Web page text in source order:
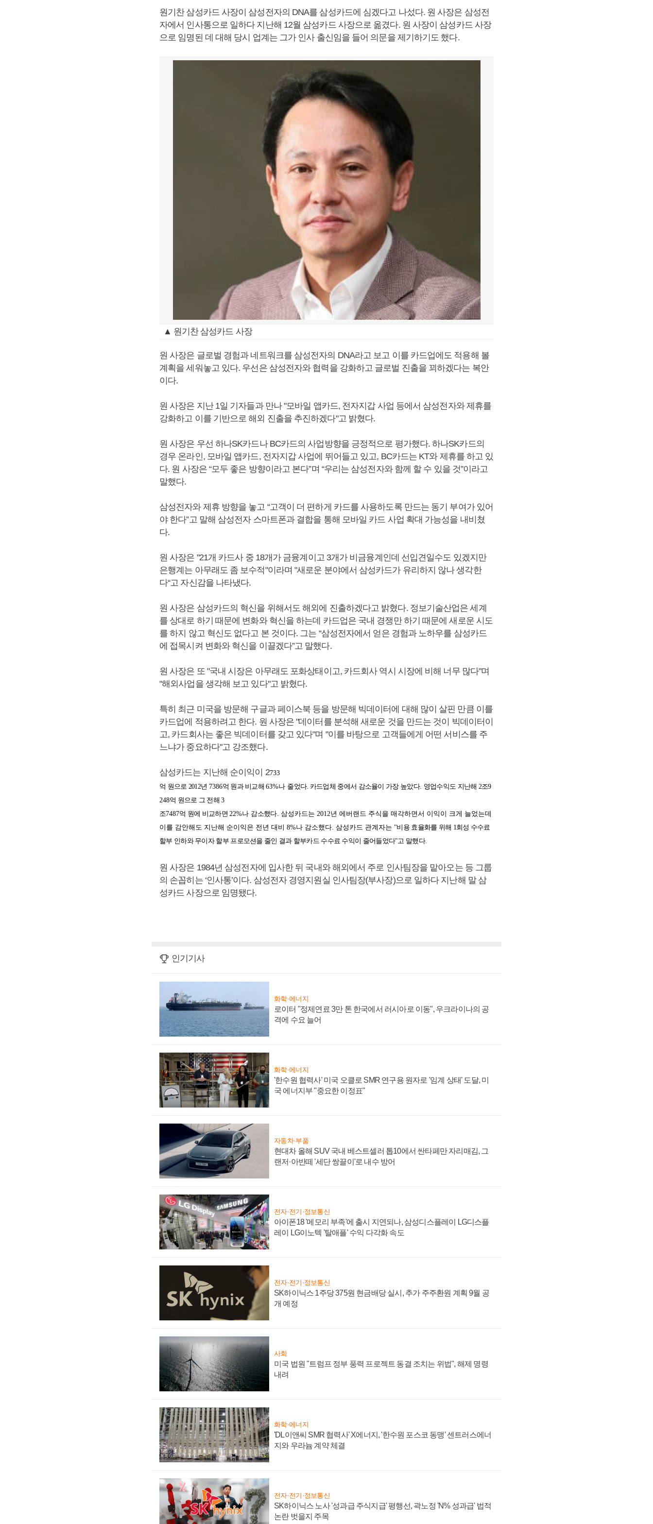
원기찬 삼성카드 사장이 삼성전자의 DNA를 삼성카드에 심겠다고 나섰다. 원 사장은 삼성전
자에서 인사통으로 일하다 지난해 12월 삼성카드 사장으로 옮겼다. 원 사장이 삼성카드 사장
으로 임명된 데 대해 당시 업계는 그가 인사 출신임을 들어 의문을 제기하기도 했다.
▲ 원기찬 삼성카드 사장
원 사장은 글로벌 경험과 네트워크를 삼성전자의 DNA라고 보고 이를 카드업에도 적용해 볼
계획을 세워놓고 있다. 우선은 삼성전자와 협력을 강화하고 글로벌 진출을 꾀하겠다는 복안
이다.
원 사장은 지난 1일 기자들과 만나 "모바일 앱카드, 전자지갑 사업 등에서 삼성전자와 제휴를
강화하고 이를 기반으로 해외 진출을 추진하겠다"고 밝혔다.
원 사장은 우선 하나SK카드나 BC카드의 사업방향을 긍정적으로 평가했다. 하나SK카드의
경우 온라인, 모바일 앱카드, 전자지갑 사업에 뛰어들고 있고, BC카드는 KT와 제휴를 하고 있
다. 원 사장은 “모두 좋은 방향이라고 본다”며 “우리는 삼성전자와 함께 할 수 있을 것”이라고
말했다.
삼성전자와 제휴 방향을 놓고 “고객이 더 편하게 카드를 사용하도록 만드는 동기 부여가 있어
야 한다”고 말해 삼성전자 스마트폰과 결합을 통해 모바일 카드 사업 확대 가능성을 내비쳤
다.
원 사장은 "21개 카드사 중 18개가 금융계이고 3개가 비금융계인데 선입견일수도 있겠지만
은행계는 아무래도 좀 보수적"이라며 "새로운 분야에서 삼성카드가 유리하지 않나 생각한
다“고 자신감을 나타냈다.
원 사장은 삼성카드의 혁신을 위해서도 해외에 진출하겠다고 밝혔다. 정보기술산업은 세계
를 상대로 하기 때문에 변화와 혁신을 하는데 카드업은 국내 경쟁만 하기 때문에 새로운 시도
를 하지 않고 혁신도 없다고 본 것이다. 그는 “삼성전자에서 얻은 경험과 노하우를 삼성카드
에 접목시켜 변화와 혁신을 이끌겠다”고 말했다.
원 사장은 또 "국내 시장은 아무래도 포화상태이고, 카드회사 역시 시장에 비해 너무 많다"며
"해외사업을 생각해 보고 있다"고 밝혔다.
특히 최근 미국을 방문해 구글과 페이스북 등을 방문해 빅데이터에 대해 많이 살핀 만큼 이를
카드업에 적용하려고 한다. 원 사장은 "데이터를 분석해 새로운 것을 만드는 것이 빅데이터이
고, 카드회사는 좋은 빅데이터를 갖고 있다"며 "이를 바탕으로 고객들에게 어떤 서비스를 주
느냐가 중요하다"고 강조했다.
삼성카드는 지난해 순이익이 2733
억 원으로 2012년 7386억 원과 비교해63%나 줄었다. 카드업체 중에서 감소율이 가장 높았다. 영업수익도 지난해 2조9
248억 원으로 그 전해3
조7487억 원에 비교하면22%나 감소했다. 삼성카드는 2012년 에버랜드 주식을 매각하면서 이익이 크게 늘었는데
이를 감안해도 지난해 순이익은 전년 대비 8%나 감소했다. 삼성카드 관계자는 "비용 효율화를 위해 1회성 수수료
할부 인하와 무이자 할부 프로모션을 줄인 결과 할부카드 수수료 수익이 줄어들었다"고 말했다.
원 사장은 1984년 삼성전자에 입사한 뒤 국내와 해외에서 주로 인사팀장을 맡아오는 등 그룹
의 손꼽히는 ‘인사통’이다. 삼성전자 경영지원실 인사팀장(부사장)으로 일하다 지난해 말 삼
성카드 사장으로 임명됐다.
인기기사
화학·에너지
로이터 "정제연료 3만 톤 한국에서 러시아로 이동", 우크라이나의 공
격에 수요 늘어
화학·에너지
'한수원 협력사' 미국 오클로 SMR 연구용 원자로 '임계 상태' 도달, 미
국 에너지부 "중요한 이정표"
자동차·부품
현대차 올해 SUV 국내 베스트셀러 톱10에서 싼타페만 자리매김, 그
랜저·아반떼 '세단 쌍끌이'로 내수 방어
전자·전기·정보통신
아이폰18 '메모리 부족'에 출시 지연되나, 삼성디스플레이 LG디스플
레이 LG이노텍 '탈애플' 수익 다각화 속도
전자·전기·정보통신
SK하이닉스 1주당 375원 현금배당 실시, 추가 주주환원 계획 9월 공
개 예정
사회
미국 법원 "트럼프 정부 풍력 프로젝트 동결 조치는 위법", 해제 명령
내려
화학·에너지
'DL이앤씨 SMR 협력사' X에너지, '한수원 포스코 동맹' 센트러스에너
지와 우라늄 계약 체결
전자·전기·정보통신
SK하이닉스 노사 '성과급 주식지급' 평행선, 곽노정 'N% 성과급' 법적
논란 벗을지 주목